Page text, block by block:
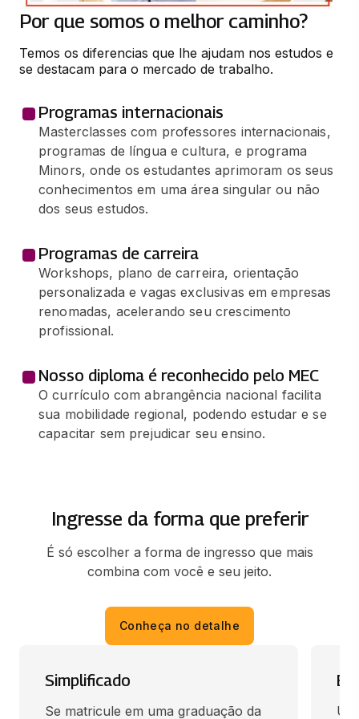
COMUNICAÇÕES DE DADOS E REDES DE
66 horas
CONTROLADORES LÓGICOS
PROGRAMÁVEIS
ELETRÔNICA ANALÓGICA
65 horas
MODELAGEM MATEMÁTICA
66 horas
BANCO DE DADOS
66 horas
ESTRUTURA DE DADOS
66 horas
ALGORITMOS EM GRAFOS
66 horas
APLICAÇÕES EM PYTHON
INSTRUMENTAÇÃO INDUSTRIAL
Por que somos o melhor caminho?
Temos os diferencias que lhe ajudam nos estudos e
se destacam para o mercado de trabalho.
Programas internacionais
Masterclasses com professores internacionais,
programas de língua e cultura, e programa
Minors, onde os estudantes aprimoram os seus
conhecimentos em uma área singular ou não
dos seus estudos.
Programas de carreira
Workshops, plano de carreira, orientação
personalizada e vagas exclusivas em empresas
renomadas, acelerando seu crescimento
profissional.
Nosso diploma é reconhecido pelo MEC
O currículo com abrangência nacional facilita
sua mobilidade regional, podendo estudar e se
capacitar sem prejudicar seu ensino.
Ingresse da forma que preferir
É só escolher a forma de ingresso que mais
combina com você e seu jeito.
Conheça no detalhe
Simplificado
Se matricule em uma graduação da